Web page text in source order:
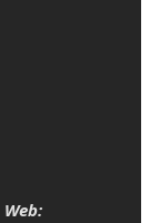
Web: